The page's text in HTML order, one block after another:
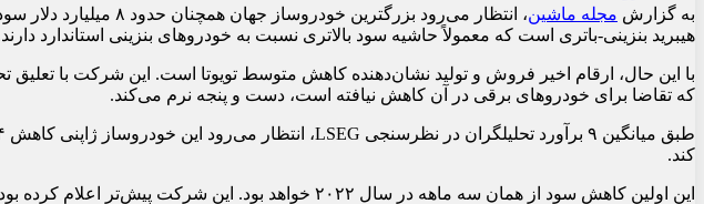
به گزارش مجله ماشین
، انتظار می‌رود
هیبرید بنزینی-باتری است که معمولاً حاشیه سود بالاتری نسبت به خودروهای بنزینی استاندارد
با این حال، ارقام اخیر فروش و تولید نشان‌دهنده کاهش متوسط تویوتا است. این شرکت با تعلیق
که تقاضا برای خودروهای برقی در آن کاهش نیافته است، دست و پنجه نرم می‌کند.
کند.
این اولین کاهش سود از همان سه ماهه در سال ۲۰۲۲ خواهد بود. این شرکت پیش‌تر اعلام کرده بود که فروش جهانی سه ماهه ۴ درصد نسبت به سال قبل کاهش یافته و تولید ۷ درصد کاهش یافته است.